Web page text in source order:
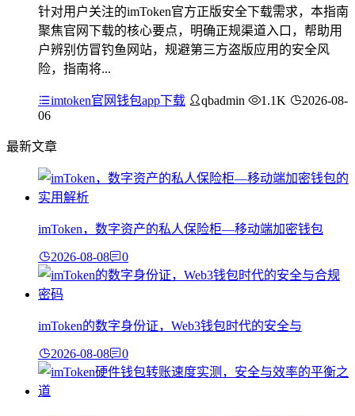
针对用户关注的imToken官方正版安全下载需求，本指南
聚焦官网下载的核心要点，明确正规渠道入口，帮助用
户辨别仿冒钓鱼网站，规避第三方盗版应用的安全风
险，指南将...
imtoken官网钱包app下载 qbadmin 1.1K
2026-08-
06
最新文章
imToken，数字资产的私人保险柜—移动端加密钱包
2026-08-08 0
imToken的数字身份证，Web3钱包时代的安全与
2026-08-08 0